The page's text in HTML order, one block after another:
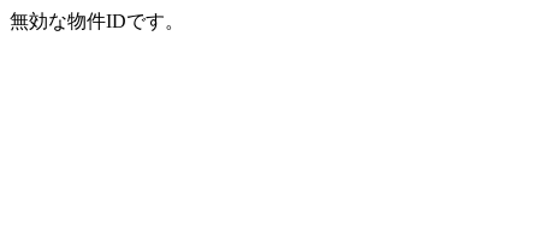
無効な物件IDです。